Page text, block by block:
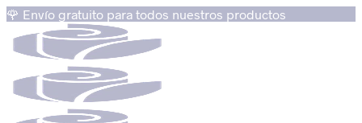
🌹 Envío gratuito para todos nuestros productos